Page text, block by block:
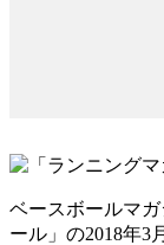
ベースボールマ
ール」の2018年3